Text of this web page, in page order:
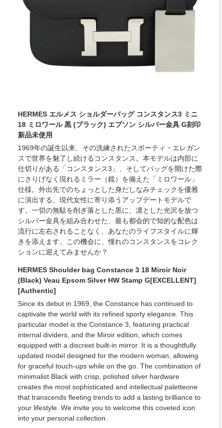
HERMES エルメス ショルダーバッグ コンスタンス3 ミニ
18 ミロワール 黒 (ブラック) エプソン シルバー金具 G刻印
新品未使用
1969年の誕生以来、その洗練されたスポーティ・エレガン
スで世界を魅了し続けるコンスタンス。本モデルは内部に
仕切りがある「コンスタンス3」、そしてバッグを開けた際
にさりげなく現れるミラー（鏡）を備えた「ミロワール」
仕様。外出先でのちょっとした身だしなみチェックを優雅
に演出する、現代女性に寄り添うアップデートモデルで
す。一切の無駄を削ぎ落とした黒に、凛とした光沢を放つ
シルバー金具を組み合わせた、最も都会的で知的な配色は
流行に左右されることなく、あなたのライフスタイルに輝
きを添えます。この機会に、憧れのコンスタンスをコレク
ションに迎えてみませんか？
HERMES Shoulder bag Constance 3 18 Miroir Noir
(Black) Veau Epsom Silver HW Stamp G[EXCELLENT]
[Authentic]
Since its debut in 1969, the Constance has continued to
captivate the world with its refined sporty elegance. This
particular model is the Constance 3, featuring practical
internal dividers, and the Miroir edition, which comes
equipped with a discreet built-in mirror. It is a thoughtfully
updated model designed for the modern woman, allowing
for graceful touch-ups while on the go. The combination of
minimalist Black with crisp, polished silver hardware
creates the most sophisticated and intellectual paletteone
that transcends fleeting trends to add a lasting brilliance to
your lifestyle. We invite you to welcome this coveted icon
into your personal collection.